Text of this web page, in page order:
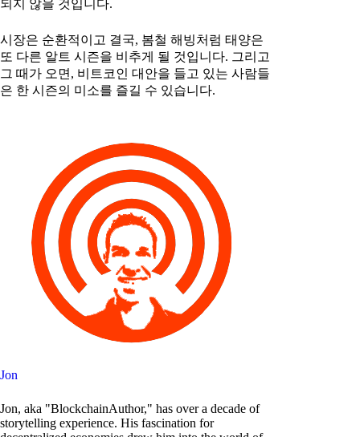
되지 않을 것입니다.
시장은 순환적이고 결국, 봄철 해빙처럼 태양은
또 다른 알트 시즌을 비추게 될 것입니다. 그리고
그 때가 오면, 비트코인 대안을 들고 있는 사람들
은 한 시즌의 미소를 즐길 수 있습니다.
Jon
Jon, aka "BlockchainAuthor," has over a decade of
storytelling experience. His fascination for